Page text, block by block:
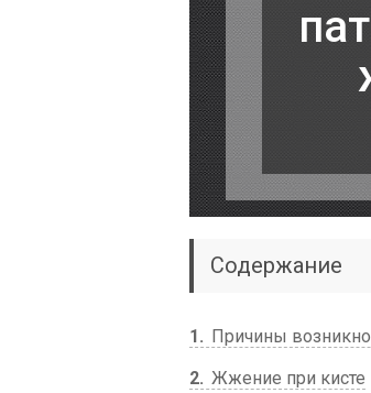
Содержание
1
Причины
2 Жжение при кисте